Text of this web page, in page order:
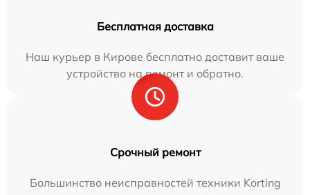
Бесплатная доставка
Наш курьер в Кирове бесплатно доставит ваше
устройство на ремонт и обратно.
Срочный ремонт
Большинство неисправностей техники Korting